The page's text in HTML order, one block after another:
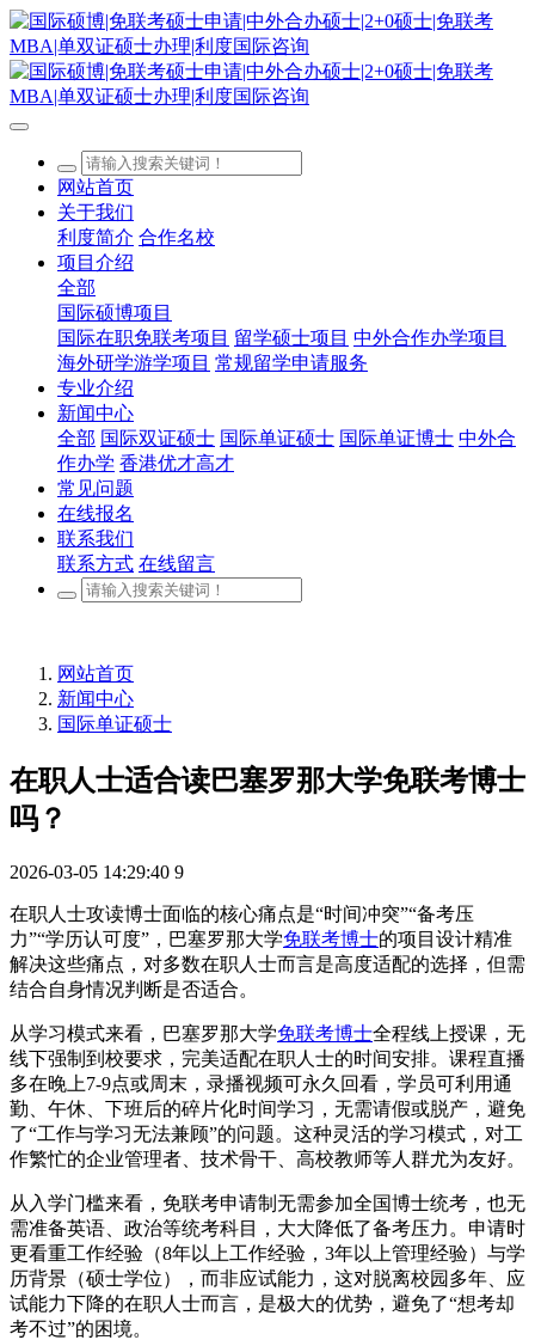
网站首页
关于我们
利度简介 合作名校
项目介绍
全部
国际硕博项目
国际在职免联考项目 留学硕士项目 中外合作办学项目
海外研学游学项目 常规留学申请服务
专业介绍
新闻中心
全部 国际双证硕士 国际单证硕士 国际单证博士 中外合
作办学 香港优才高才
常见问题
在线报名
联系我们
联系方式 在线留言
网站首页
新闻中心
国际单证硕士
在职人士适合读巴塞罗那大学免联考博士
吗？
2026-03-05 14:29:40 9
在职人士攻读博士面临的核心痛点是“时间冲突”“备考压
力”“学历认可度”，巴塞罗那大学免联考博士的项目设计精准
解决这些痛点，对多数在职人士而言是高度适配的选择，但需
结合自身情况判断是否适合。
从学习模式来看，巴塞罗那大学免联考博士全程线上授课，无
线下强制到校要求，完美适配在职人士的时间安排。课程直播
多在晚上7-9点或周末，录播视频可永久回看，学员可利用通
勤、午休、下班后的碎片化时间学习，无需请假或脱产，避免
了“工作与学习无法兼顾”的问题。这种灵活的学习模式，对工
作繁忙的企业管理者、技术骨干、高校教师等人群尤为友好。
从入学门槛来看，免联考申请制无需参加全国博士统考，也无
需准备英语、政治等统考科目，大大降低了备考压力。申请时
更看重工作经验（8年以上工作经验，3年以上管理经验）与学
历背景（硕士学位），而非应试能力，这对脱离校园多年、应
试能力下降的在职人士而言，是极大的优势，避免了“想考却
考不过”的困境。